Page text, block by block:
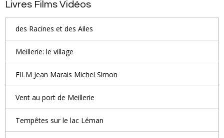
Livres Films Vidéos
des Racines et des Ailes
Meillerie: le village
FILM Jean Marais Michel Simon
Vent au port de Meillerie
Tempêtes sur le lac Léman